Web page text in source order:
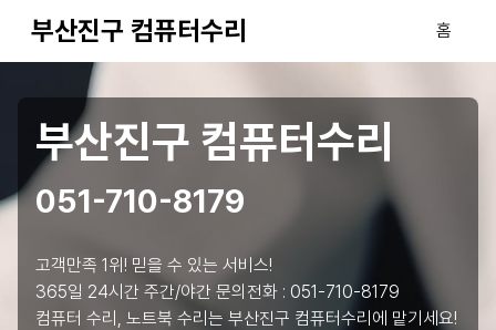
부산진구 컴퓨터수리 홈
부산진구 컴퓨터수리
051-710-8179
고객만족 1위! 믿을 수 있는 서비스!
365일 24시간 주간/야간 문의전화 : 051-710-8179
컴퓨터 수리, 노트북 수리는 부산진구 컴퓨터수리에 맡기세요!